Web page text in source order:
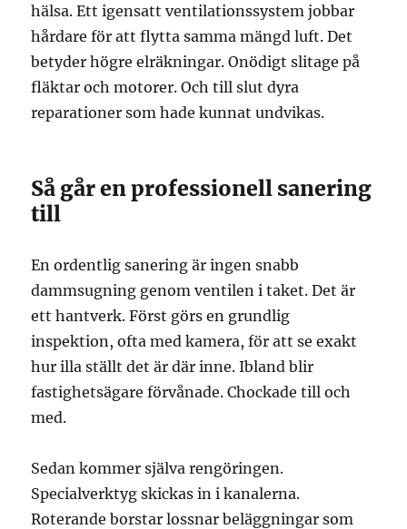
hälsa. Ett igensatt ventilationssystem jobbar
hårdare för att flytta samma mängd luft. Det
betyder högre elräkningar. Onödigt slitage på
fläktar och motorer. Och till slut dyra
reparationer som hade kunnat undvikas.
Så går en professionell sanering
till
En ordentlig sanering är ingen snabb
dammsugning genom ventilen i taket. Det är
ett hantverk. Först görs en grundlig
inspektion, ofta med kamera, för att se exakt
hur illa ställt det är där inne. Ibland blir
fastighetsägare förvånade. Chockade till och
med.
Sedan kommer själva rengöringen.
Specialverktyg skickas in i kanalerna.
Roterande borstar lossnar beläggningar som